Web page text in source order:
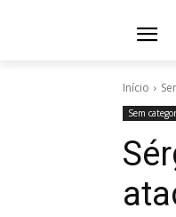
Início
Sem